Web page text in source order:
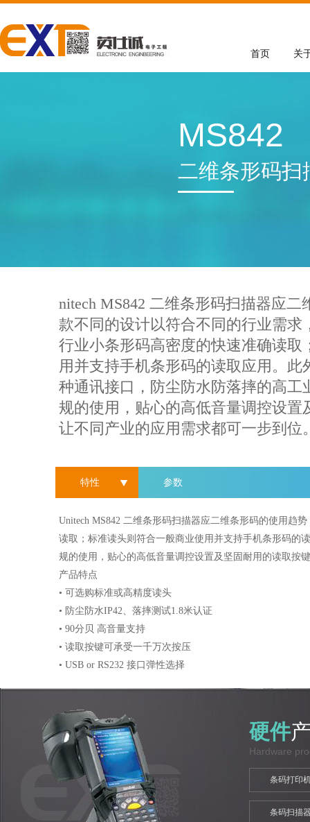
关
首页
MS842
二维条形码扫
nitech MS842 二维条形码扫描器应
款不同的设计以符合不同的行业需
行业小条形码高密度的快速准确读
用并支持手机条形码的读取应用。此
种通讯接口，防尘防水防落摔的高
规的使用，贴心的高低音量调控设
让不同产业的应用需求都可一步到位
特性 参数
Unitech MS842 二维条形码扫描器应二维条形码的使用趋
读取；标准读头则符合一般商业使用并支持手机条形码的
规的使用，贴心的高低音量调控设置及坚固耐用的读取按
产品特点
• 可选购标准或高精度读头
• 防尘防水IP42、落摔测试1.8米认证
• 90分贝 高音量支持
• 读取按键可承受一千万次按压
• USB or RS232 接口弹性选择
硬件
Hardware
条码打印
条码扫描